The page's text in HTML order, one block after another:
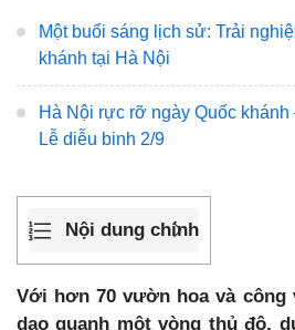
Một buổi sáng lịch sử: Trải
khánh tại Hà Nội
Hà Nội rực rỡ ngày Quốc khánh
Lễ diễu binh 2/9
Nội dung chính
Với hơn 70 vườn hoa và công
dạo quanh một vòng thủ đô,